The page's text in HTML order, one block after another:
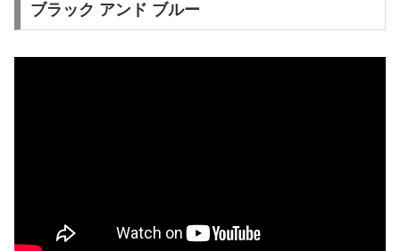
ブラック アンド ブルー